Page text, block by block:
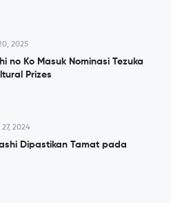
2025
no Ko Masuk Nominasi Tezuka
Prizes
2024
Dipastikan Tamat pada